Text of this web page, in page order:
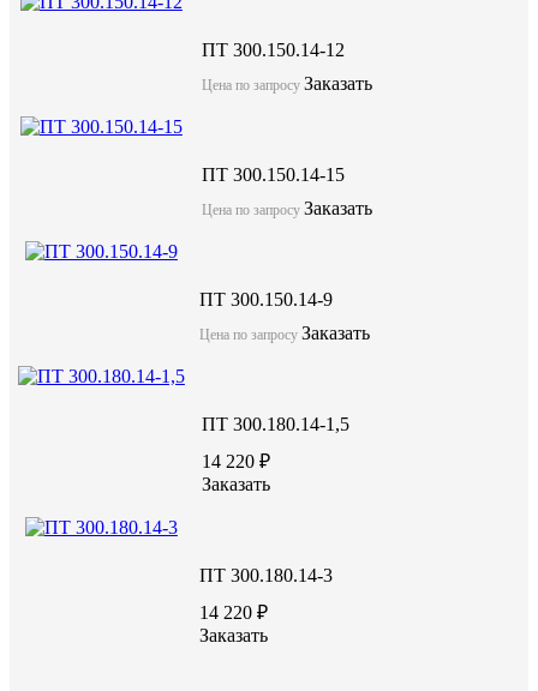
акция
Цену уточняйте у менеджера
Заказать
Характеристики:
2380
ПТ 300.150.14-12
Цена по запросу Заказать
ПТ 300.150.14-15
Цена по запросу Заказать
ПТ 300.150.14-9
Цена по запросуЗаказать
ПТ 300.180.14-1,5
14 220 ₽
Заказать
ПТ 300.180.14-3
14 220 ₽
Заказать